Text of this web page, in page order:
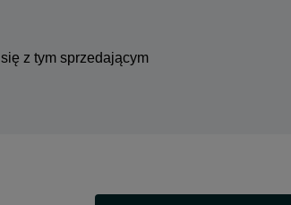
z tym sprzedającym